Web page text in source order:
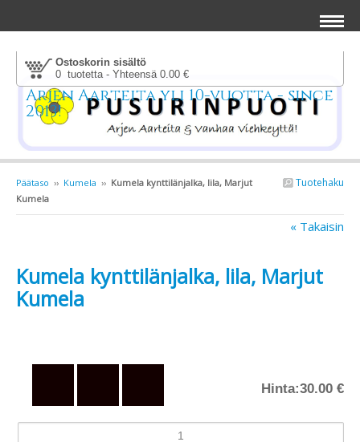
Ostoskorin sisältö
0 tuotetta - Yhteensä 0.00 €
Arjen Aarteita yli 10-vuotta - since
2013!
Tuotehaku
Päätaso ›› Kumela ›› Kumela kynttilänjalka, lila, Marjut
Kumela
« Takaisin
Kumela kynttilänjalka, lila, Marjut
Kumela
Hinta:30.00 €